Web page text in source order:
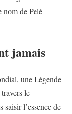
nom de Pelé
jamais
une Légende
le
l’essence de